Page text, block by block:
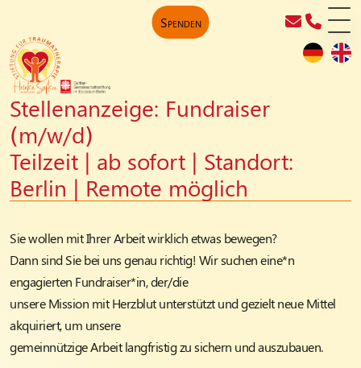
Spenden
Stellenanzeige: Fundraiser
(m/w/d)
Teilzeit | ab sofort | Standort:
Berlin | Remote möglich
Sie wollen mit Ihrer Arbeit wirklich etwas bewegen?
Dann sind Sie bei uns genau richtig! Wir suchen eine*n
engagierten Fundraiser*in, der/die
unsere Mission mit Herzblut unterstützt und gezielt neue Mittel
akquiriert, um unsere
gemeinnützige Arbeit langfristig zu sichern und auszubauen.